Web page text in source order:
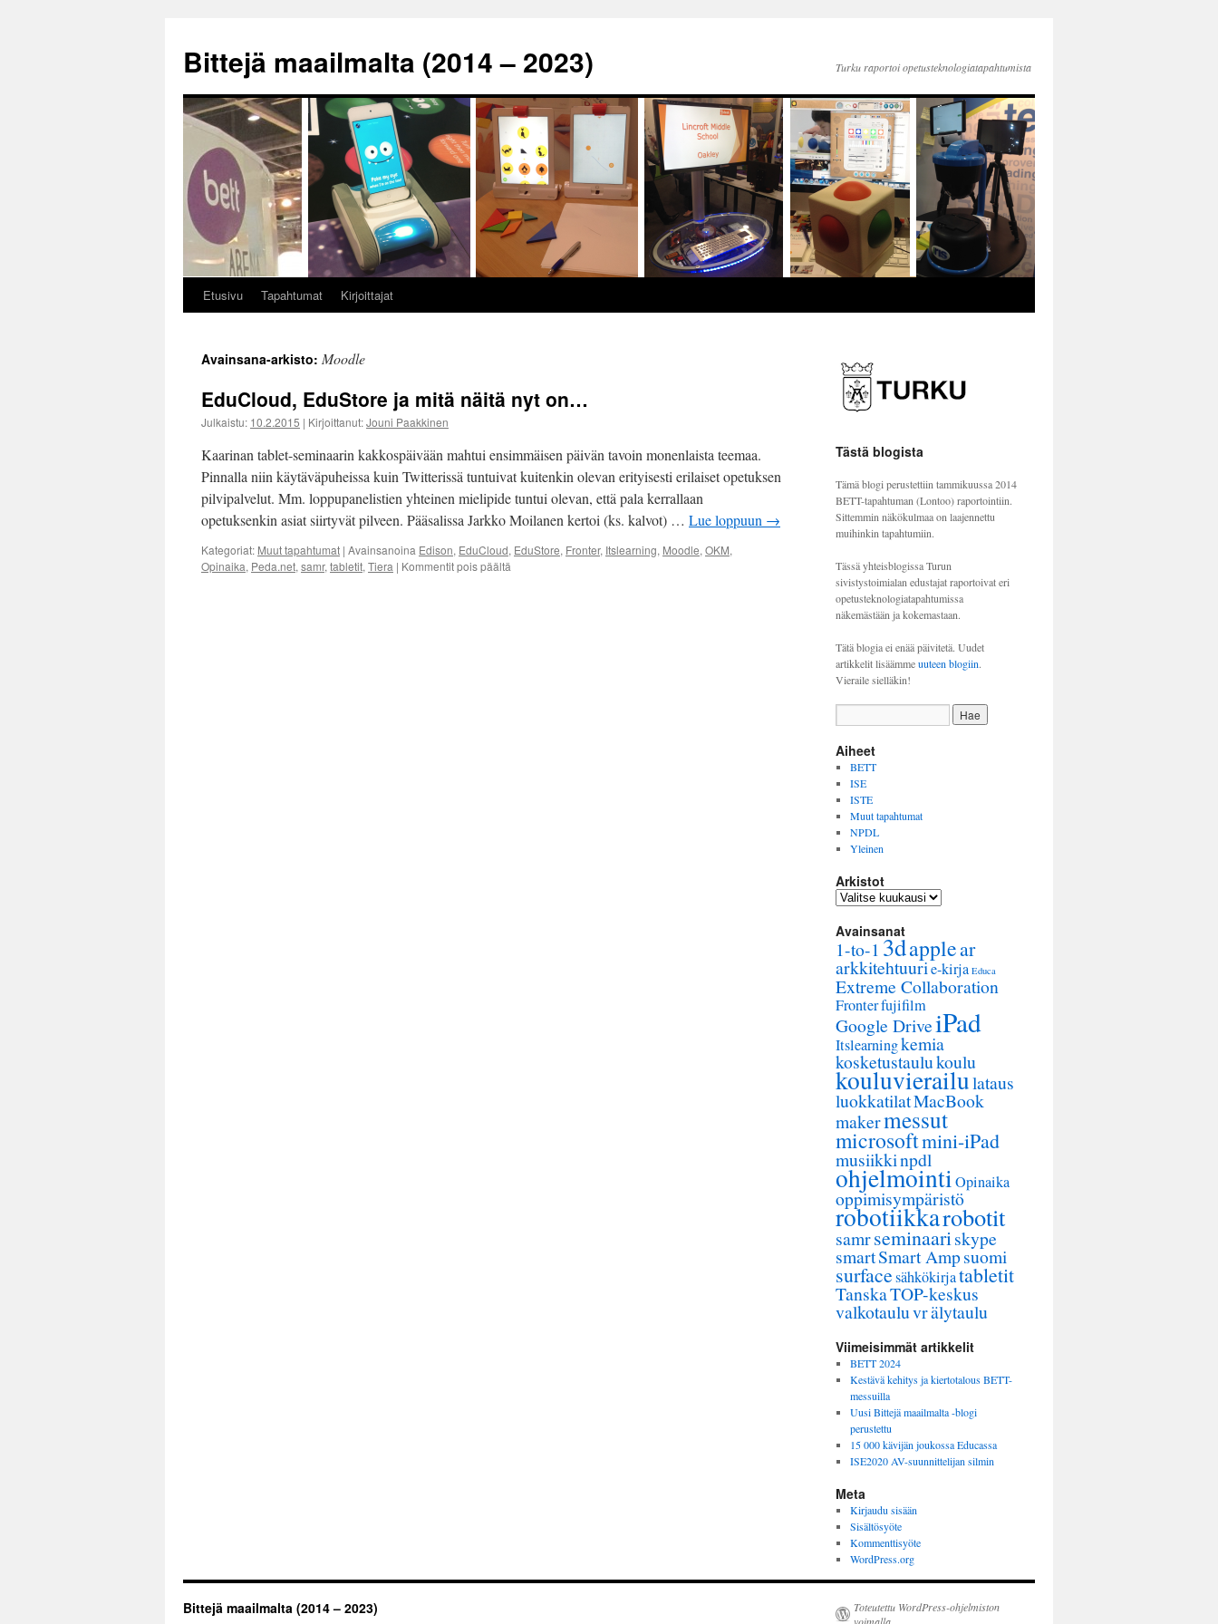
Bittejä maailmalta (2014 – 2023) Turku raportoi opetusteknologiatapahtumista
Etusivu Tapahtumat Kirjoittajat
Avainsana-arkisto: Moodle
EduCloud, EduStore ja mitä näitä nyt on…
Julkaistu: 10.2.2015 | Kirjoittanut:Jouni Paakkinen
Kaarinan tablet-seminaarin kakkospäivään mahtui ensimmäisen päivän tavoin monenlaista teemaa.
Pinnalla niin käytäväpuheissa kuin Twitterissä tuntuivat kuitenkin olevan erityisesti erilaiset opetuksen
pilvipalvelut. Mm. loppupanelistien yhteinen mielipide tuntui olevan, että pala kerrallaan
opetuksenkin asiat siirtyvät pilveen. Pääsalissa Jarkko Moilanen kertoi (ks. kalvot) … Lue loppuun →
Kategoriat: Muut tapahtumat | Avainsanoina Edison, EduCloud, EduStore, Fronter, Itslearning, Moodle, OKM,
Opinaika, Peda.net, samr, tabletit, Tiera | Kommentit pois päältä
Tästä blogista
Tämä blogi perustettiin tammikuussa 2014
BETT-tapahtuman (Lontoo) raportointiin.
Sittemmin näkökulmaa on laajennettu
muihinkin tapahtumiin.
Tässä yhteisblogissa Turun
sivistystoimialan edustajat raportoivat eri
opetusteknologiatapahtumissa
näkemästään ja kokemastaan.
Tätä blogia ei enää päivitetä. Uudet
artikkelit lisäämmeuuteen blogiin.
Vieraile sielläkin!
Aiheet
BETT
ISE
ISTE
Muut tapahtumat
NPDL
Yleinen
Arkistot
Arkistot
Avainsanat
1-to-13dapplear
arkkitehtuurie-kirja Educa
Extreme Collaboration
Fronterfujifilm
Google DriveiPad
Itslearningkemia
kosketustaulukoulu
kouluvierailulataus
luokkatilatMacBook
makermessut
microsoftmini-iPad
musiikkinpdl
ohjelmointiOpinaika
oppimisympäristö
robotiikkarobotit
samrseminaariskype
smartSmart Ampsuomi
surfacesähkökirjatabletit
TanskaTOP-keskus
valkotauluvrälytaulu
Viimeisimmät artikkelit
BETT 2024
Kestävä kehitys ja kiertotalous BETT-
messuilla
Uusi Bittejä maailmalta -blogi
perustettu
15 000 kävijän joukossa Educassa
ISE2020 AV-suunnittelijan silmin
Meta
Kirjaudu sisään
Sisältösyöte
Kommenttisyöte
WordPress.org
Bittejä maailmalta (2014 – 2023)
Toteutettu WordPress-ohjelmiston